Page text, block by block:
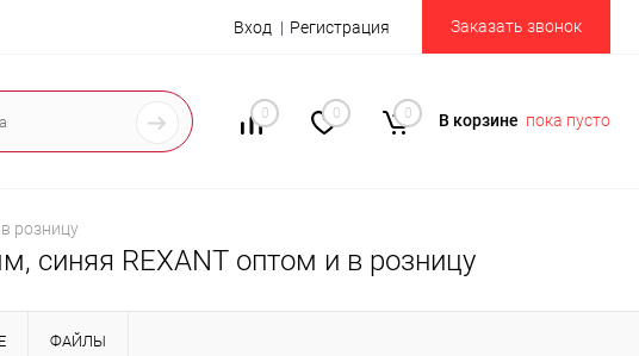
Вход Регистрация Заказать звонок
0 0 0 В корзине пока пусто
розницу
синяя REXANT оптом и в розницу
ФАЙЛЫ